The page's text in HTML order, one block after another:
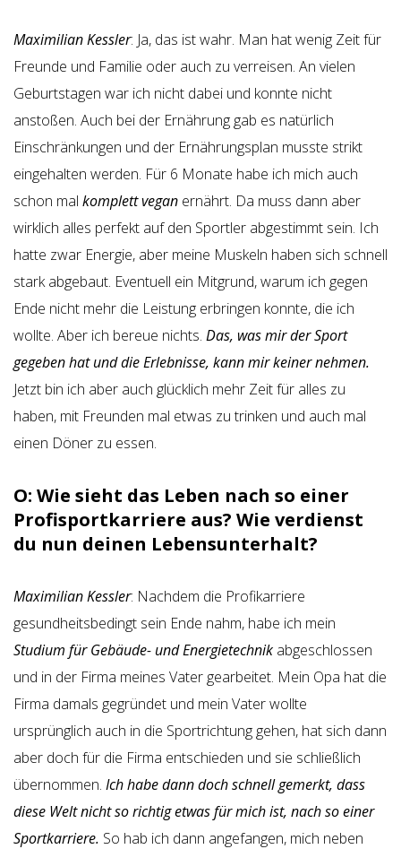
Maximilian Kessler: Ja, das ist wahr. Man hat wenig Zeit für
Freunde und Familie oder auch zu verreisen. An vielen
Geburtstagen war ich nicht dabei und konnte nicht
anstoßen. Auch bei der Ernährung gab es natürlich
Einschränkungen und der Ernährungsplan musste strikt
eingehalten werden. Für 6 Monate habe ich mich auch
schon mal komplett vegan ernährt. Da muss dann aber
wirklich alles perfekt auf den Sportler abgestimmt sein. Ich
hatte zwar Energie, aber meine Muskeln haben sich schnell
stark abgebaut. Eventuell ein Mitgrund, warum ich gegen
Ende nicht mehr die Leistung erbringen konnte, die ich
wollte. Aber ich bereue nichts. Das, was mir der Sport
gegeben hat und die Erlebnisse, kann mir keiner nehmen.
Jetzt bin ich aber auch glücklich mehr Zeit für alles zu
haben, mit Freunden mal etwas zu trinken und auch mal
einen Döner zu essen.
O: Wie sieht das Leben nach so einer
Profisportkarriere aus? Wie verdienst
du nun deinen Lebensunterhalt?
Maximilian Kessler: Nachdem die Profikarriere
gesundheitsbedingt sein Ende nahm, habe ich mein
Studium für Gebäude- und Energietechnik abgeschlossen
und in der Firma meines Vater gearbeitet. Mein Opa hat die
Firma damals gegründet und mein Vater wollte
ursprünglich auch in die Sportrichtung gehen, hat sich dann
aber doch für die Firma entschieden und sie schließlich
übernommen. Ich habe dann doch schnell gemerkt, dass
diese Welt nicht so richtig etwas für mich ist, nach so einer
Sportkarriere. So hab ich dann angefangen, mich neben